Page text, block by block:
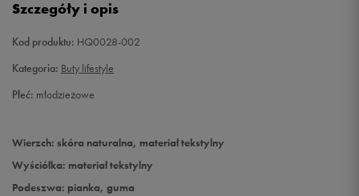
Szczegóły i opis
Kod produktu: HQ0028-002
Kategoria: Buty lifestyle
Płeć: młodzieżowe
Wierzch: skóra naturalna, materiał tekstylny
Wyściółka: materiał tekstylny
Podeszwa: pianka, guma